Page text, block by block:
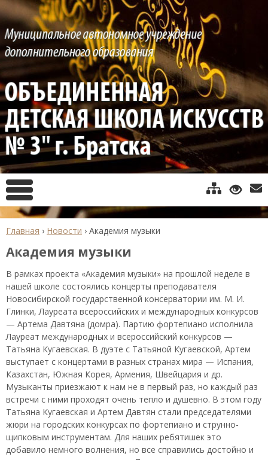
Главная › Новости › Академия музыки
Академия музыки
В рамках проекта «Академия музыки» на прошлой неделе в
нашей школе состоялись концерты преподавателя
Новосибирской государственной консерватории им. М. И.
Глинки, Лауреата всероссийских и международных конкурсов
— Артема Давтяна (домра). Партию фортепиано исполнила
Лауреат международных и всероссийский конкурсов —
Татьяна Кугаевская. В дуэте с Татьяной Кугаевской, Артем
выступает с концертами в разных странах мира — Испания,
Казахстан, Южная Корея, Армения, Швейцария и др.
Музыканты приезжают к нам не в первый раз, но каждый раз
встречи с ними проходят очень тепло и душевно. В этом году
Татьяна Кугаевская и Артем Давтян стали председателями
жюри на городских конкурсах по фортепиано и струнно-
щипковым инструментам. Для наших ребятишек это
добавило немного волнения, но все справились достойно и